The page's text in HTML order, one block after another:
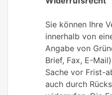
Sie können Ihre
innerhalb von
Angabe von
Brief, Fax, E-
Sache vor Frist-
auch durch